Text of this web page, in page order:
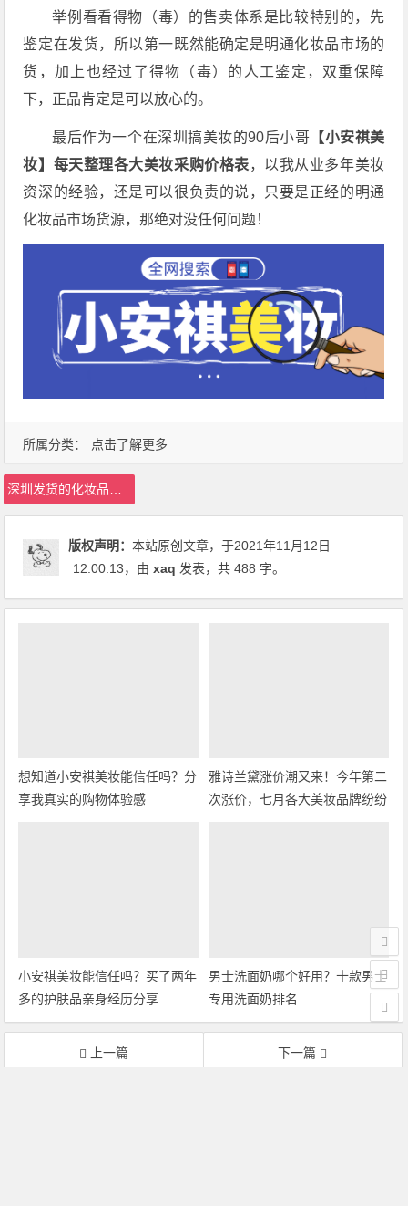
所属分类： 点击了解更多
举例看看得物（毒）的售卖体系是比较特别的，先
鉴定在发货，所以第一既然能确定是明通化妆品市场的
货，加上也经过了得物（毒）的人工鉴定，双重保障
下，正品肯定是可以放心的。
最后作为一个在深圳搞美妆的90后小哥 【小安祺美
妆】每天整理各大美妆采购价格表，以我从业多年美妆
资深的经验，还是可以很负责的说，只要是正经的明通
化妆品市场货源，那绝对没任何问题！
版权声明：本站原创文章，于2021年11月12日
12:00:13，由xaq 发表，共 488 字。
想知道小安祺美妆能信任吗？分
享我真实的购物体验感
雅诗兰黛涨价潮又来！今年第二
次涨价，七月各大美妆品牌纷纷
小安祺美妆能信任吗？买了两年
多的护肤品亲身经历分享
男士洗面奶哪个好用？十款男士
专用洗面奶排名
上一篇
下一篇